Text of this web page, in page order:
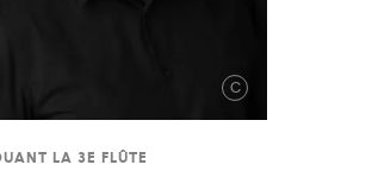
LA 3E FLÛTE
C